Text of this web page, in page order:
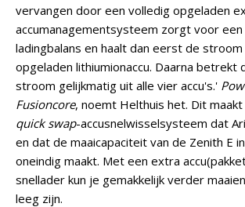
vervangen door een volledig opgeladen
accumanagementsysteem zorgt voor een
ladingbalans en haalt dan eerst de
opgeladen lithiumionaccu. Daarna betrekt
stroom gelijkmatig uit alle vier accu's.'
Fusioncore, noemt Helthuis het. Dit
quick swap-accusnelwisselsysteem dat
en dat de maaicapaciteit van de Zenith E
oneindig maakt. Met een extra
snellader kun je gemakkelijk verder
leeg zijn.